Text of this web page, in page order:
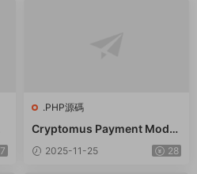
7
.PHP源碼
Cryptomus Payment Modul
e for Smartpanel
2025-11-25 28